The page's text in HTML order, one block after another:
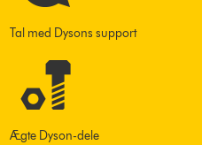
Tal med Dysons support
Ægte Dyson-dele